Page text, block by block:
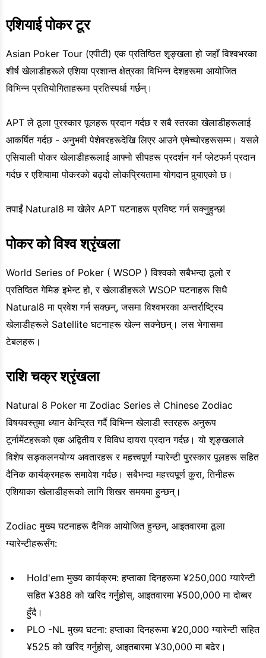
एशियाई पोकर टूर
Asian Poker Tour (एपीटी) एक प्रतिष्ठित शृङ्खला हो जहाँ विश्वभरका
शीर्ष खेलाडीहरूले एशिया प्रशान्त क्षेत्रका विभिन्न देशहरूमा आयोजित
विभिन्न प्रतियोगिताहरूमा प्रतिस्पर्धा गर्छन्।
APT ले ठूला पुरस्कार पूलहरू प्रदान गर्दछ र सबै स्तरका खेलाडीहरूलाई
आकर्षित गर्दछ - अनुभवी पेशेवरहरूदेखि लिएर आउने एमेच्योरहरूसम्म। यसले
एसियाली पोकर खेलाडीहरूलाई आफ्नो सीपहरू प्रदर्शन गर्न प्लेटफर्म प्रदान
गर्दछ र एशियामा पोकरको बढ्दो लोकप्रियतामा योगदान पुर्‍याएको छ।
तपाईं Natural8 मा खेलेर APT घटनाहरू प्रविष्ट गर्न सक्नुहुन्छ!
पोकर को विश्व श्रृंखला
World Series of Poker ( WSOP ) विश्वको सबैभन्दा ठूलो र
प्रतिष्ठित गेमिङ इभेन्ट हो, र खेलाडीहरूले WSOP घटनाहरू सिधै
Natural8 मा प्रवेश गर्न सक्छन्, जसमा विश्वभरका अन्तर्राष्ट्रिय
खेलाडीहरूले Satellite घटनाहरू खेल्न सक्नेछन्। लस भेगासमा
टेबलहरू।
राशि चक्र श्रृंखला
Natural 8 Poker मा Zodiac Series ले Chinese Zodiac
विषयवस्तुमा ध्यान केन्द्रित गर्दै विभिन्न खेलाडी स्तरहरू अनुरूप
टूर्नामेंटहरूको एक अद्वितीय र विविध दायरा प्रदान गर्दछ। यो शृङ्खलाले
विशेष सङ्कलनयोग्य अवतारहरू र महत्त्वपूर्ण ग्यारेन्टी पुरस्कार पूलहरू सहित
दैनिक कार्यक्रमहरू समावेश गर्दछ। सबैभन्दा महत्त्वपूर्ण कुरा, तिनीहरू
एशियाका खेलाडीहरूको लागि शिखर समयमा हुन्छन्।
Zodiac मुख्य घटनाहरू दैनिक आयोजित हुन्छन्, आइतवारमा ठूला
ग्यारेन्टीहरूसँग:
Hold'em मुख्य कार्यक्रम: हप्ताका दिनहरूमा ¥250,000 ग्यारेन्टी
सहित ¥388 को खरिद गर्नुहोस्, आइतवारमा ¥500,000 मा दोब्बर
हुँदै।
PLO -NL मुख्य घटना: हप्ताका दिनहरूमा ¥20,000 ग्यारेन्टी सहित
¥525 को खरिद गर्नुहोस्, आइतबारमा ¥30,000 मा बढेर।